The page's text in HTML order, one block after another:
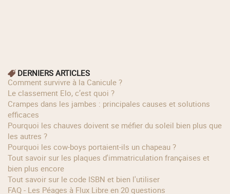
DERNIERS ARTICLES
Comment survivre à la Canicule ?
Le classement Elo, c’est quoi ?
Crampes dans les jambes : principales causes et solutions
efficaces
Pourquoi les chauves doivent se méfier du soleil bien plus que
les autres ?
Pourquoi les cow‑boys portaient‑ils un chapeau ?
Tout savoir sur les plaques d'immatriculation françaises et
bien plus encore
Tout savoir sur le code ISBN et bien l'utiliser
FAQ - Les Péages à Flux Libre en 20 questions